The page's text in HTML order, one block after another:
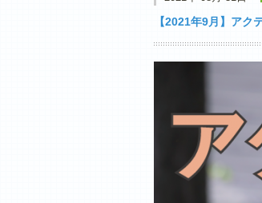
【2021年9月】アク